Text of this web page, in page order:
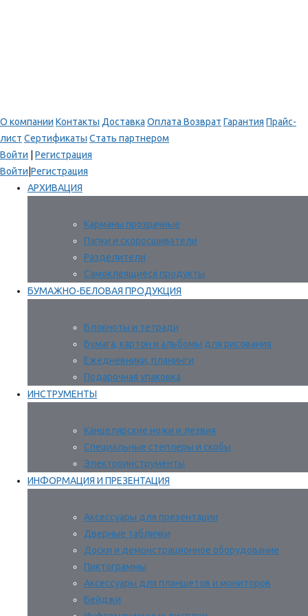
О компании Контакты Доставка Оплата Возврат Гарантия Прайс-
лист Сертификаты Стать партнером
Войти
Регистрация
Войти Регистрация
АРХИВАЦИЯ
Карманы прозрачные
Папки и скоросшиватели
Разделители
Самоклеящиеся продукты
БУМАЖНО-БЕЛОВАЯ ПРОДУКЦИЯ
Блокноты и тетради
Бумага, картон и альбомы для рисования
Ежедневники, планинги
Подарочная упаковка
ИНСТРУМЕНТЫ
Канцелярские ножи и лезвия
Специальные степлеры и скобы
Электроинструменты
ИНФОРМАЦИЯ И ПРЕЗЕНТАЦИЯ
Аксессуары для презентации
Дверные таблички
Доски и демонстрационное оборудование
Пиктограммы
Аксессуары для планшетов и мониторов
Бейджи